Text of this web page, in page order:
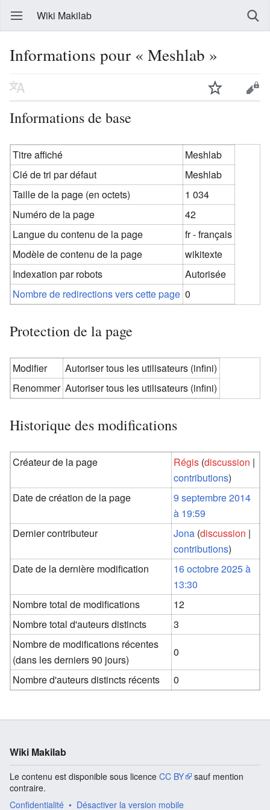
Wiki Makilab
Informations pour « Meshlab »
Informations de base
Titre affiché
Meshlab
Clé de tri par défaut
Meshlab
Taille de la page (en octets)
1 034
Numéro de la page
42
Langue du contenu de la page
fr - français
Modèle de contenu de la page
wikitexte
Indexation par robots
Autorisée
Nombre de redirections vers cette page 0
Protection de la page
Modifier
Autoriser tous les utilisateurs (infini)
Renommer Autoriser tous les utilisateurs (infini)
Historique des modifications
Créateur de la page Régis (discussion |
contributions)
Date de création de la page
9 septembre 2014
à 19:59
Dernier contributeur
Jona (discussion |
contributions)
Date de la dernière modification
16 octobre 2025 à
13:30
Nombre total de modifications
12
Nombre total d'auteurs distincts
3
Nombre de modifications récentes
(dans les derniers 90 jours)
0
Nombre d'auteurs distincts récents
0
Wiki Makilab
Le contenu est disponible sous licence CC BY
sauf mention
contraire.
Confidentialité
Désactiver la version mobile